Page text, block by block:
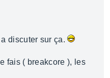
discuter sur ça.
fais ( breakcore ), les